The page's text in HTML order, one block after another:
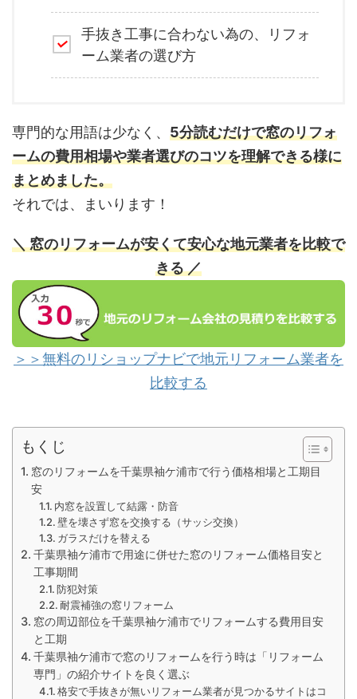
手抜き工事に合わない為の、リフォ
ーム業者の選び方
専門的な用語は少なく、 5分読むだけで窓のリフォ
ームの費用相場や業者選びのコツを理解できる様に
まとめました。
それでは、まいります！
＼ 窓のリフォームが安くて安心な地元業者を比較で
きる ／
＞＞無料のリショップナビで地元リフォーム業者を
比較する
もくじ
窓のリフォームを千葉県袖ケ浦市で行う価格相場と工期目
安
内窓を設置して結露・防音
壁を壊さず窓を交換する（サッシ交換）
ガラスだけを替える
千葉県袖ケ浦市で用途に併せた窓のリフォーム価格目安と
工事期間
防犯対策
耐震補強の窓リフォーム
窓の周辺部位を千葉県袖ケ浦市でリフォームする費用目安
と工期
千葉県袖ケ浦市で窓のリフォームを行う時は「リフォーム
専門」の紹介サイトを良く選ぶ
格安で手抜きが無いリフォーム業者が見つかるサイトはコ